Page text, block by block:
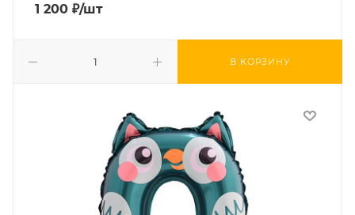
1 200 ₽/шт
В КОРЗИНУ